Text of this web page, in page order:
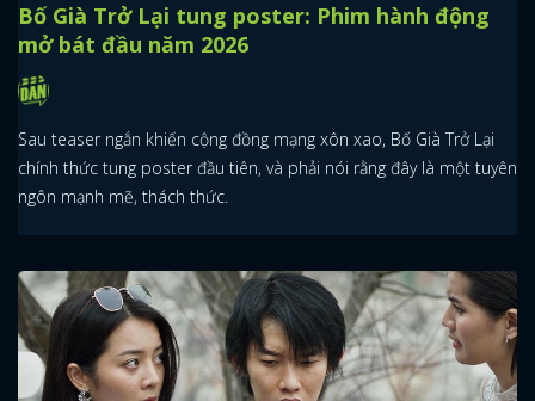
Bố Già Trở Lại tung poster: Phim hành động
mở bát đầu năm 2026
Sau teaser ngắn khiến cộng đồng mạng xôn xao, Bố Già Trở Lại
chính thức tung poster đầu tiên, và phải nói rằng đây là một tuyên
ngôn mạnh mẽ, thách thức.